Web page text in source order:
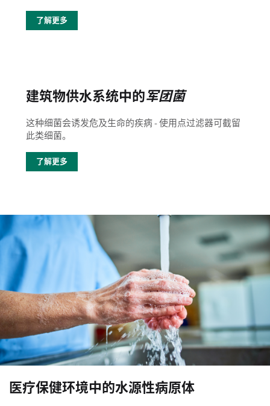
了解更多
建筑物供水系统中的军团菌
这种细菌会诱发危及生命的疾病 - 使用点过滤器可截留
此类细菌。
了解更多
医疗保健环境中的水源性病原体